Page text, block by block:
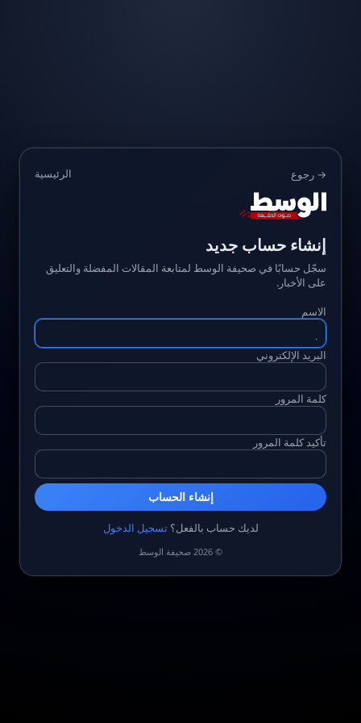
→ رجوع الرئيسية
إنشاء حساب جديد
سجّل حسابًا في صحيفة الوسط لمتابعة المقالات المفضلة والتعليق
على الأخبار.
الاسم
البريد الإلكتروني
كلمة المرور
تأكيد كلمة المرور
إنشاء الحساب
لديك حساب بالفعل؟تسجيل الدخول
© 2026 صحيفة الوسط